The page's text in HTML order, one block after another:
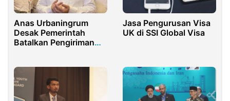
Anas Urbaningrum
Desak Pemerintah
Batalkan Pengiriman
Jasa Pengurusan Visa
UK di SSI Global Visa